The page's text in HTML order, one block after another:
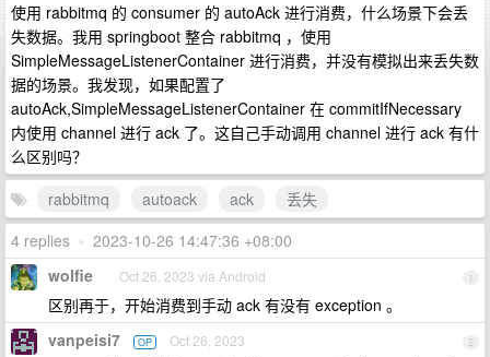
使用 rabbitmq 的 consumer 的 autoAck 进行消费，什么场景下会丢
失数据。我用 springboot 整合 rabbitmq ，使用
SimpleMessageListenerContainer 进行消费，并没有模拟出来丢失数
据的场景。我发现，如果配置了
autoAck,SimpleMessageListenerContainer 在 commitIfNecessary
内使用 channel 进行 ack 了。这自己手动调用 channel 进行 ack 有什
么区别吗？
rabbitmq
autoack ack
丢失
4 replies • 2023-10-26 14:47:36 +08:00
1
wolfie Oct 26, 2023 via Android
区别再于，开始消费到手动 ack 有没有 exception 。
2
vanpeisi7 OP Oct 26, 2023